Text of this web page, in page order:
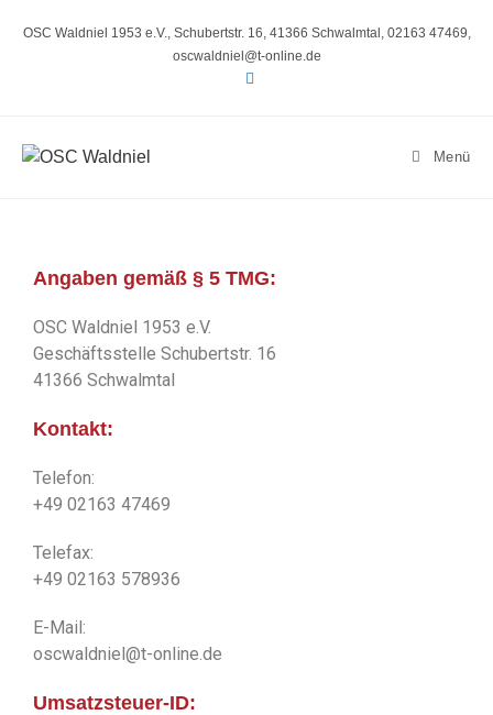
OSC Waldniel 1953 e.V., Schubertstr. 16, 41366 Schwalmtal, 02163 47469,
oscwaldniel@t-online.de
Menü
Angaben gemäß § 5 TMG:
OSC Waldniel 1953 e.V.
Geschäftsstelle Schubertstr. 16
41366 Schwalmtal
Kontakt:
Telefon:
+49 02163 47469
Telefax:
+49 02163 578936
E-Mail:
oscwaldniel@t-online.de
Umsatzsteuer-ID: